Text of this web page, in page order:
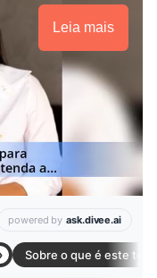
Leia mais